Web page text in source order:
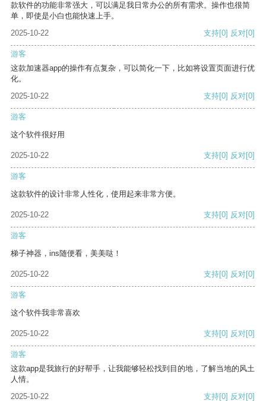
款软件的功能非常强大，可以满足我日常办公的所有需求。操作也很简
单，即使是小白也能快速上手。
2025-10-22
支持[0] 反对[0]
游客
这款加速器app的操作有点复杂，可以简化一下，比如将设置页面进行优
化。
2025-10-22
支持[0] 反对[0]
游客
这个软件很好用
2025-10-22 支持[0] 反对[0]
游客
这款软件的设计非常人性化，使用起来非常方便。
2025-10-22 支持[0] 反对[0]
游客
梯子神器，ins随便看，美美哒！
2025-10-22 支持[0] 反对[0]
游客
这个软件我非常喜欢
2025-10-22 支持[0] 反对[0]
游客
这款app是我旅行的好帮手，让我能够轻松找到目的地，了解当地的风土
人情。
2025-10-22
支持[0] 反对[0]